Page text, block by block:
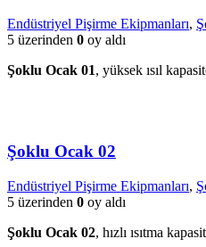
Endüstriyel Pişirme Ekipmanları,
5 üzerinden 0 oy aldı
Şoklu Ocak 01, yüksek ısıl
Şoklu Ocak 02
Endüstriyel Pişirme Ekipmanları,
5 üzerinden 0 oy aldı
Şoklu Ocak 02, hızlı ısıtma